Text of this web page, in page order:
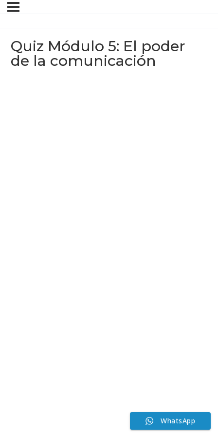
Quiz Módulo 5: El poder
de la comunicación
WhatsApp